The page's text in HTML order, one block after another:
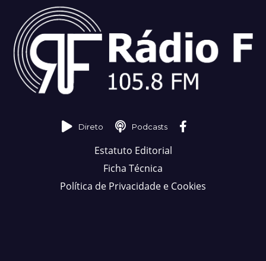
Direto Podcasts
Estatuto Editorial
Ficha Técnica
Política de Privacidade e Cookies